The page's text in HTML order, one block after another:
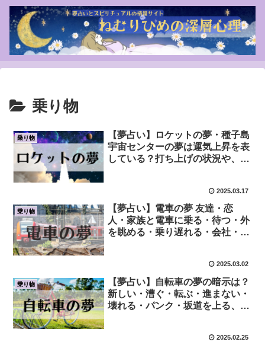
乗り物
乗り物
【夢占い】ロケットの夢・種子島
宇宙センターの夢は運気上昇を表
している？打ち上げの状況や、ロ
2025.03.17
乗り物
【夢占い】電車の夢 友達・恋
人・家族と電車に乗る・待つ・外
を眺める・乗り遅れる・会社・知
2025.03.02
乗り物
【夢占い】自転車の夢の暗示は？
新しい・漕ぐ・転ぶ・進まない・
壊れる・パンク・坂道を上る、下
2025.02.25